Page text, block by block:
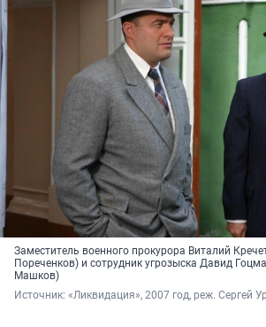
Заместитель военного прокурора Виталий
Пореченков) и сотрудник угрозыска Давид
Машков)
Источник: «Ликвидация», 2007 год, реж. Сергей